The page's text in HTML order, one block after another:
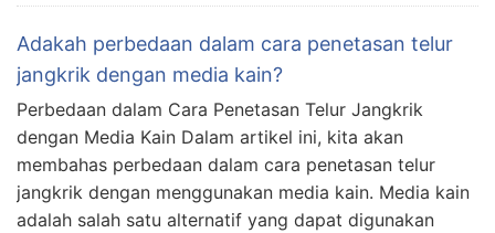
Adakah perbedaan dalam cara penetasan telur
jangkrik dengan media kain?
Perbedaan dalam Cara Penetasan Telur Jangkrik
dengan Media Kain Dalam artikel ini, kita akan
membahas perbedaan dalam cara penetasan telur
jangkrik dengan menggunakan media kain. Media kain
adalah salah satu alternatif yang dapat digunakan